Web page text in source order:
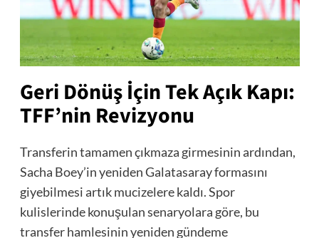
Geri Dönüş İçin Tek Açık Kapı:
TFF’nin Revizyonu
Transferin tamamen çıkmaza girmesinin ardından,
Sacha Boey’in yeniden Galatasaray formasını
giyebilmesi artık mucizelere kaldı. Spor
kulislerinde konuşulan senaryolara göre, bu
transfer hamlesinin yeniden gündeme